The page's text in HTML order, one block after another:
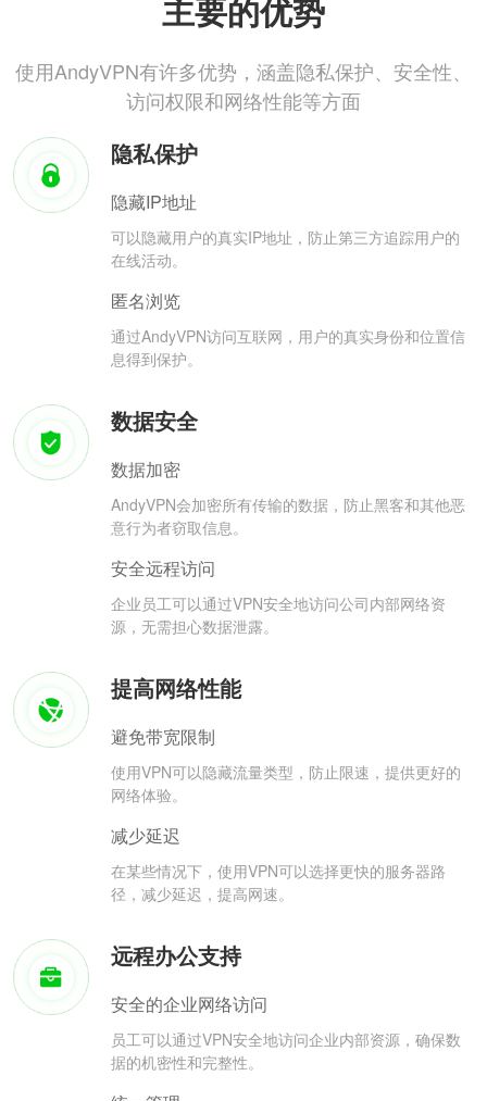
主要的优势
使用AndyVPN有许多优势，涵盖隐私保护、安全性、
访问权限和网络性能等方面
隐私保护
隐藏IP地址
可以隐藏用户的真实IP地址，防止第三方追踪用户的
在线活动。
匿名浏览
通过AndyVPN访问互联网，用户的真实身份和位置信
息得到保护。
数据安全
数据加密
AndyVPN会加密所有传输的数据，防止黑客和其他恶
意行为者窃取信息。
安全远程访问
企业员工可以通过VPN安全地访问公司内部网络资
源，无需担心数据泄露。
提高网络性能
避免带宽限制
使用VPN可以隐藏流量类型，防止限速，提供更好的
网络体验。
减少延迟
在某些情况下，使用VPN可以选择更快的服务器路
径，减少延迟，提高网速。
远程办公支持
安全的企业网络访问
员工可以通过VPN安全地访问企业内部资源，确保数
据的机密性和完整性。